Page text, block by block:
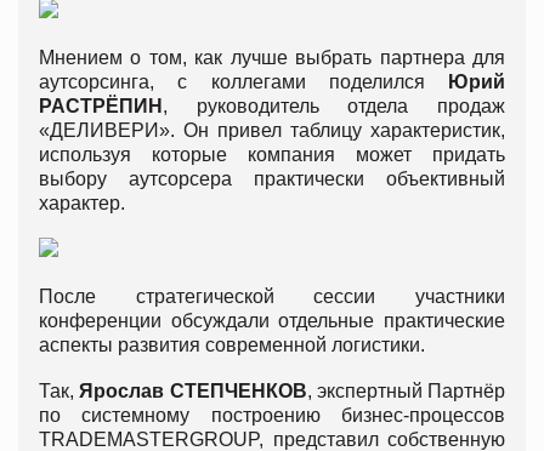
Мнением о том, как лучше выбрать партнера для
аутсорсинга, с коллегами поделился
Юрий
РАСТРЁПИН , руководитель отдела продаж
«ДЕЛИВЕРИ». Он привел таблицу характеристик,
используя которые компания может придать
выбору аутсорсера практически объективный
характер.
После стратегической сессии участники
конференции обсуждали отдельные практические
аспекты развития современной логистики.
Так,Ярослав СТЕПЧЕНКОВ, экспертный Партнёр
по системному построению бизнес-процессов
TRADEMASTERGROUP, представил собственную